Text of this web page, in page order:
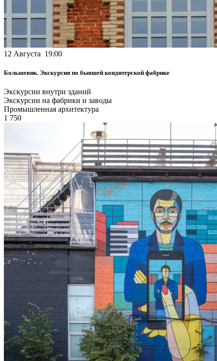
12 Августа 19:00
Большевик. Экскурсия по бывшей кондитерской фабрике
Экскурсии внутри зданий
Экскурсии на фабрики и заводы
Промышленная архитектура
1 750